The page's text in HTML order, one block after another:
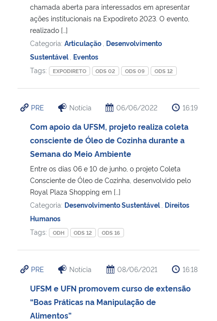
Secretaria de Governo
Gabinete de Segurança Institucional
Advocacia-Geral da União
chamada aberta para interessados em apresentar
ações institucionais na Expodireto 2023. O evento,
realizado […]
Categoria: Articulação Desenvolvimento
Sustentável
Eventos
Tags:
EXPODIRETO ODS 02 ODS 09 ODS 12
PRE Notícia 06/06/2022 16:19
Com apoio da UFSM, projeto realiza coleta
consciente de Óleo de Cozinha durante a
Semana do Meio Ambiente
Entre os dias 06 e 10 de junho, o projeto Coleta
Consciente de Óleo de Cozinha, desenvolvido pelo
Royal Plaza Shopping em […]
Categoria: Desenvolvimento Sustentável
Direitos
Humanos
Tags:
ODH ODS 12 ODS 16
PRE Notícia 08/06/2021 16:18
UFSM e UFN promovem curso de extensão
“Boas Práticas na Manipulação de
Alimentos”